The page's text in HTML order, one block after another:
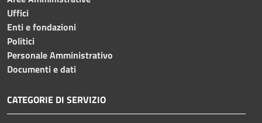
Uffici
Enti e fondazioni
Politici
Personale Amministrativo
Documenti e dati
CATEGORIE DI SERVIZIO